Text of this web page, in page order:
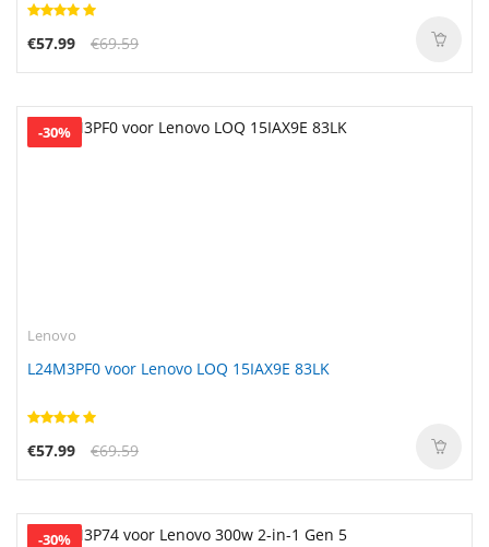
€57.99 €69.59
-30%
Lenovo
L24M3PF0 voor Lenovo LOQ 15IAX9E 83LK
€57.99 €69.59
-30%